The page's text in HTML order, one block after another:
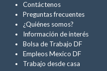
Contáctenos
Preguntas frecuentes
¿Quiénes somos?
Información de interés
Bolsa de Trabajo DF
Empleos Mexico DF
Trabajo desde casa